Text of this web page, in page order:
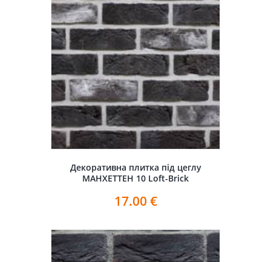
Декоративна плитка під цеглу
МАНХЕТТЕН 10 Loft-Brick
17.00 €